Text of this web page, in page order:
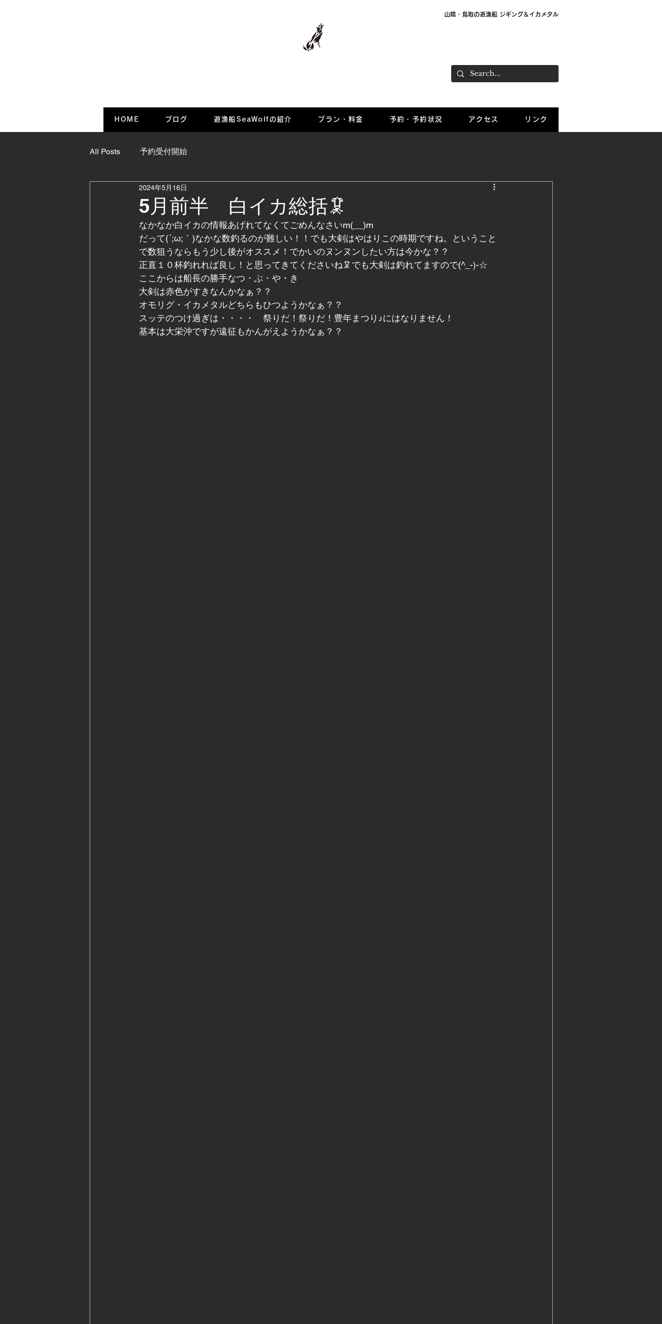
山陰・鳥取の遊漁船 ジギング＆イカメタル
HOME ブログ 遊漁船SeaWolfの紹介 プラン・料金 予約・予約状況 アクセス リンク
All Posts 予約受付開始
5月前半 白イカ総括🦑
2024年5月16日
なかなか白イカの情報あげれてなくてごめんなさいm(__)m
だって(´;ω;｀)なかな数釣るのが難しい！！でも大剣はやはりこの時期ですね。ということ
で数狙うならもう少し後がオススメ！でかいのヌンヌンしたい方は今かな？？
正直１０杯釣れれば良し！と思ってきてくださいね🦑でも大剣は釣れてますので(^_-)-☆
ここからは船長の勝手なつ・ぶ・や・き
大剣は赤色がすきなんかなぁ？？
オモリグ・イカメタルどちらもひつようかなぁ？？
スッテのつけ過ぎは・・・・　祭りだ！祭りだ！豊年まつり♪にはなりません！
基本は大栄沖ですが遠征もかんがえようかなぁ？？